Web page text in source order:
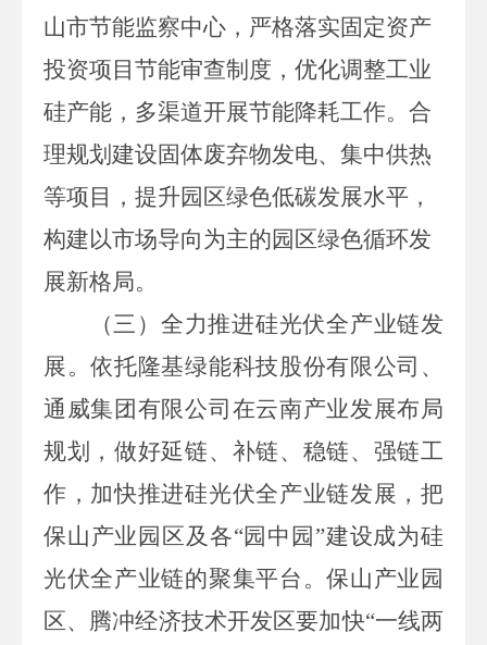
山市节能监察中心 ，严格落实固定资产
投资项目节能审查制度， 优化调整工业
硅产能， 多渠道开展节能降耗工作。 合
理规划建设固体废弃物发电、集中供热
等项目， 提升园区绿色低碳发展水平，
构建以市场导向为主的园区绿色循环发
展新格局。
（三）全力推进硅光伏全产业链发
展。依托隆基绿能科技股份有限公司 、
通威集团有限公司在云南产业发展布局
规划 ，做好延链、补链、稳链、强链工
作，加快推进硅光伏全产业链发展， 把
保山产业 园区及各“园中园”建设成为硅
光伏全产业链的聚集平台 。保山产业园
区、腾冲经济技术开发区要加快“一线两